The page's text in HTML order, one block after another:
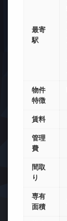
最寄
駅
物件
特徴
賃料
管理
費
間取
り
専有
面積